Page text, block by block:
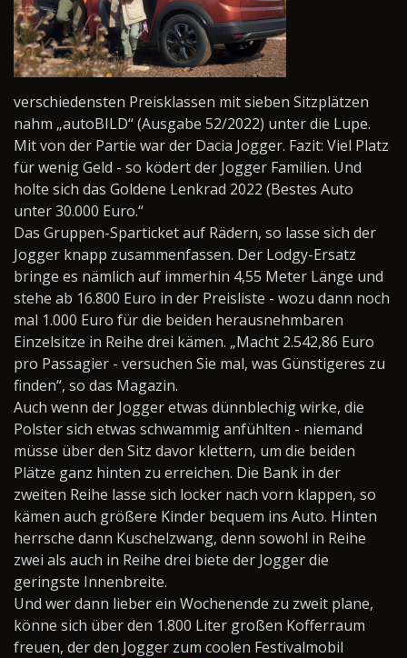
verschiedensten Preisklassen mit sieben Sitzplätzen
nahm „autoBILD“ (Ausgabe 52/2022) unter die Lupe.
Mit von der Partie war der Dacia Jogger. Fazit: Viel Platz
für wenig Geld - so ködert der Jogger Familien. Und
holte sich das Goldene Lenkrad 2022 (Bestes Auto
unter 30.000 Euro.“
Das Gruppen-Sparticket auf Rädern, so lasse sich der
Jogger knapp zusammenfassen. Der Lodgy-Ersatz
bringe es nämlich auf immerhin 4,55 Meter Länge und
stehe ab 16.800 Euro in der Preisliste - wozu dann noch
mal 1.000 Euro für die beiden herausnehmbaren
Einzelsitze in Reihe drei kämen. „Macht 2.542,86 Euro
pro Passagier - versuchen Sie mal, was Günstigeres zu
finden“, so das Magazin.
Auch wenn der Jogger etwas dünnblechig wirke, die
Polster sich etwas schwammig anfühlten - niemand
müsse über den Sitz davor klettern, um die beiden
Plätze ganz hinten zu erreichen. Die Bank in der
zweiten Reihe lasse sich locker nach vorn klappen, so
kämen auch größere Kinder bequem ins Auto. Hinten
herrsche dann Kuschelzwang, denn sowohl in Reihe
zwei als auch in Reihe drei biete der Jogger die
geringste Innenbreite.
Und wer dann lieber ein Wochenende zu zweit plane,
könne sich über den 1.800 Liter großen Kofferraum
freuen, der den Jogger zum coolen Festivalmobil